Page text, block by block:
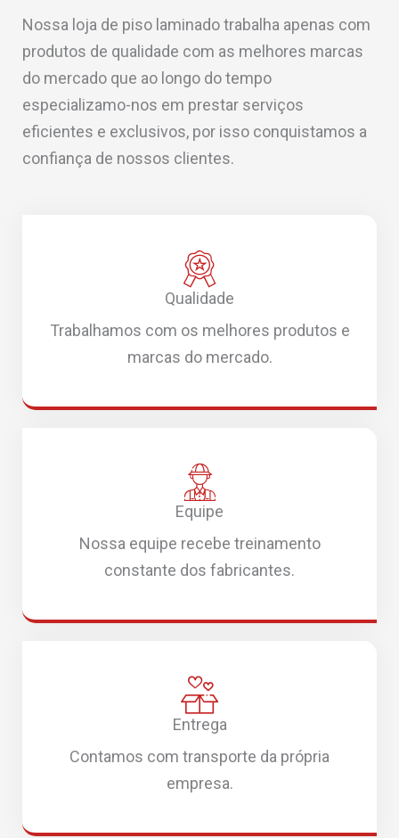
Nossa loja de piso laminado trabalha apenas com
produtos de qualidade com as melhores marcas
do mercado que ao longo do tempo
especializamo-nos em prestar serviços
eficientes e exclusivos, por isso conquistamos a
confiança de nossos clientes.
Qualidade
Trabalhamos com os melhores produtos e
marcas do mercado.
Equipe
Nossa equipe recebe treinamento
constante dos fabricantes.
Entrega
Contamos com transporte da própria
empresa.